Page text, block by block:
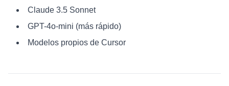
Claude 3.5 Sonnet
GPT-4o-mini (más rápido)
Modelos propios de Cursor